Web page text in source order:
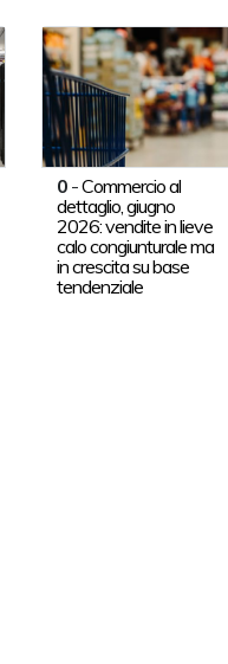
0 -Commercio al
dettaglio, giugno
2026: vendite in lieve
calo congiunturale ma
in crescita su base
tendenziale